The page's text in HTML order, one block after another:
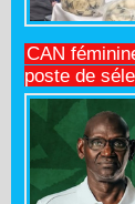
CAN
poste de